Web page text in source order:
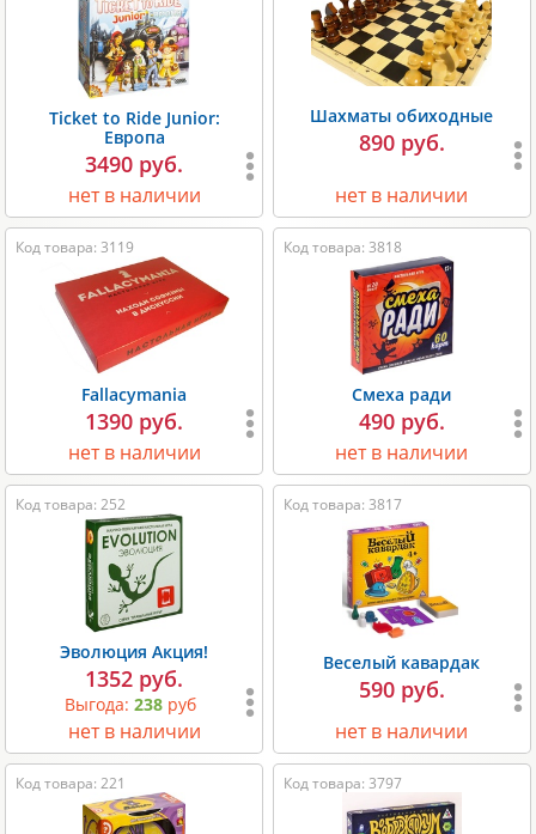
Ticket to Ride Junior:
Европа
3490 руб.
нет в наличии
Шахматы обиходные
890 руб.
нет в наличии
Код товара: 3119
Fallacymania
1390 руб.
нет в наличии
Код товара: 3818
Смеха ради
490 руб.
нет в наличии
Код товара: 252
Эволюция Акция!
1352 руб.
Выгода:238 руб
нет в наличии
Код товара: 3817
Веселый кавардак
590 руб.
нет в наличии
Код товара: 221 Код товара: 3797